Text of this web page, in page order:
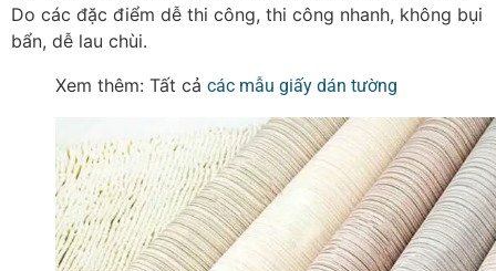
Do các đặc điểm dễ thi công, thi công nhanh, không bụi
bẩn, dễ lau chùi.
Xem thêm: Tất cả các mẫu giấy dán tường